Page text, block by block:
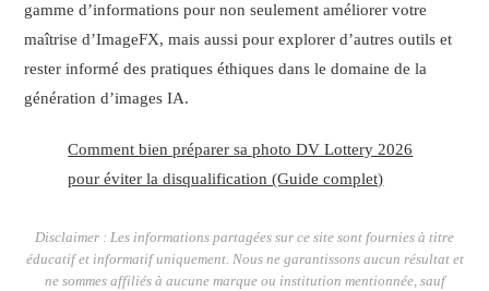
gamme d’informations pour non seulement améliorer votre
maîtrise d’ImageFX, mais aussi pour explorer d’autres outils et
rester informé des pratiques éthiques dans le domaine de la
génération d’images IA.
Comment bien préparer sa photo DV Lottery 2026
pour éviter la disqualification (Guide complet)
Disclaimer : Les informations partagées sur ce site sont fournies à titre
éducatif et informatif uniquement. Nous ne garantissons aucun résultat et
ne sommes affiliés à aucune marque ou institution mentionnée, sauf